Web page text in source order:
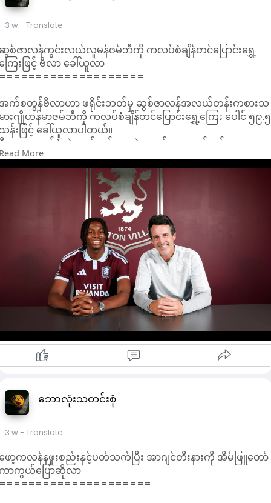
3 w- Translate
စ်ဇာလန်ကွင်းလယ်လူမန်ဇမ်ဘီကို ကလပ်စံချိန်တင်ပြောင်းရွှေ့
ြေးဖြင့် ဗီလာ ခေါ်ယူလာ
က်စတွန်ဗီလာဟာ ဖရိုင်းဘတ်မှ ဆွစ်ဇာလန်အလယ်တန်းကစားသ
ားဂျိုဟန်မာဇမ်ဘီကို ကလပ်စံချိန်တင်ပြောင်းရွှေ့ကြေး ပေါင် ၅၉.၅
န်းဖြင့် ခေါ်ယူလာပါတယ်။
လာဟာ လွန်ခဲ့တဲ့ ၂ နှစ်တုန်းက အဲဗာတန်မှ အလယ်တန်း
စားသမားအေမာဒူအိုနာနာကို ကလပ်စံချိန်တင်ပြောင်းရွှေ့ကြေး
ေါင်သန်း ၅၀ ဖြင့် ခေါ်ယူပြီးနောက် ယခု မန်ဇမ်ဘီကို စံချိန်တင်
ြေးဖြင့် ခေါ်ယူလာတာလည်း ဖြစ်ပါတယ်။
လာဟာ ဝုဗ်မှ ဘရာဇီးကွင်းလယ်လူဂျာအိုဂိုမက်စ်ကိုလည်း ပေါင်
၈ သန်းဖြင့် ခေါ်ယူရေး နီးစပ်နေပြီလည်း ဖြစ်ပါတယ်။ ဂိုမက်စ်ဟာ
ဗ်ရဲ့ ပေါ်တူဂီရာသီကြိုလေ့ကျင့်ခန်းအစီအစဉ်မှ ထွက်ခွာကာ ဗီလာ
င့် ဆေးစစ်ဆေးမှု ခံယူထားပြီး ဖြစ်ပါတယ်။
သက် ၂၀ နှစ် မန်ဇမ်ဘီဟာ ကမ္ဘာ့ဖလားကွာတားဖိင်နယ်ရောက် ဆွ
ဇာလန်အသင်းအတွက် ၃ ဂိုးသွင်းယူပေးခဲ့သူလည်း ဖြစ်ပါတယ်။
ဟာ ပြီးခဲ့တဲ့မေလတုန်းက ဗီလာကို ၃-၀ ဖြင့် ရှုံးနိမ့်တဲ့ ယူရိုပါလိဂ်
လ်လုပွဲတွင် ဖရိုင်းဘတ်အတွက် ပါဝင်ကစားခဲ့သူလည်း ဖြစ်ပါ
န်ဇမ်ဘီဟာ ယူရိုပါလိဂ်ရဲ့အကောင်းဆုံးလူငယ်ကစားသမားဆုကို
ည်း ရရှိခဲ့ပါတယ်။ သူဟာ ပြီးခဲ့တဲ့ရာသီတုန်းက ဖရိုင်းဘတ်
တွက် ၄၇ ပွဲကစားခဲ့ရာမှာ ၇ ဂိုးသွင်းယူပေးနိုင်ခဲ့ပါတယ်။
လာဟာ ယူရီတီလီမန်းစ်ကို ယူနိုက်တက်သို့ ပေါင် ၃၈ သန်းဖြင့်
ောင်းချထားတဲ့အပြင် ကွင်းလယ်ကစားသမားအိုနာနာမှာ ဒူးအရွတ်
ားဖြည့်နေတာလည်း ဖြစ်ပါတယ်။
လာဟာ ယူအီးအက်ဖ်အေရဲ့ ဘဏ္ဍာရေးကန့်သတ်ချက်ကြောင့်
ေကြေးအကန့်အသတ်ဖြင့် သုံးစွဲနေရတာ ဖြစ်ပြီး ဘယ်နောက်ခံလူ
းကပ်စ်ဒစ်ဂ်နီကိုလည်း ပီအက်စ်ဂျီသို့ ရောင်းချရန် သဘောတူညီ
ားပါတယ်။
န်ဇမ်ဘီဟာ အက်စတွန်ဗီလာတွင် ကျောနံပါတ် ၄၄ ကို ဝတ်ဆင်
စားလာပါမယ်။
More
ဘောလုံးသတင်းစုံ
3 w- Translate
ော့ကလန်နဖူးစည်းနှင့်ပတ်သက်ပြီး အာဂျင်တီးနားကို အိမ်ဖြူတော်
ာကွယ်ပြောဆိုလာ